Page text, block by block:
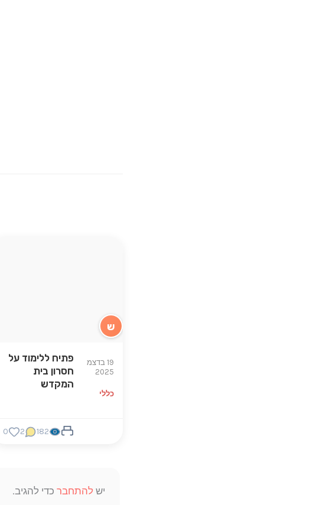
ש
19 בדצמ
2025
כללי
פתיח ללימוד על
חסרון בית
המקדש
182
2
0
יש להתחבר כדי להגיב.